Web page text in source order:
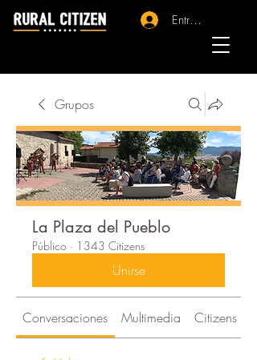
Entrar - Registro
Grupos
La Plaza del Pueblo
Público · 1343 Citizens
Unirse
Conversaciones Multimedia Citizens